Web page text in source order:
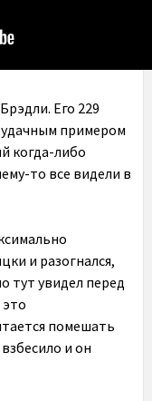
Его 229
примером
когда-либо
то все видели в
и разогнался,
тут увидел перед
помешать
и он